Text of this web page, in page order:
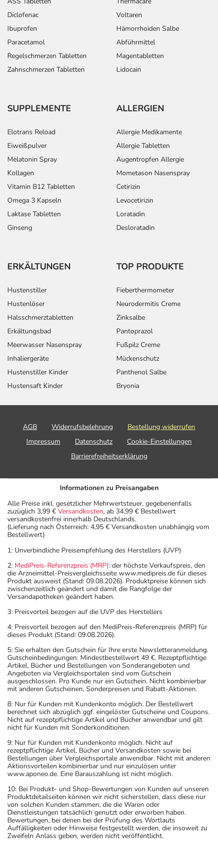
Diclofenac
Ibuprofen
Paracetamol
Regelschmerzen Tabletten
Zahnschmerzen Tabletten
Voltaren
Hämorrhoiden Salbe
Abführmittel
Magentabletten
Lidocain
SUPPLEMENTE
Elotrans Reload
Eiweißpulver
Melatonin Spray
Kollagen
Vitamin B12 Tabletten
Omega 3 Kapseln
Laktase Tabletten
Ginseng
ALLERGIEN
Allergie Medikamente
Allergie Tabletten
Augentropfen Allergie
Mometason Nasenspray
Cetirizin
Levocetirizin
Loratadin
Desloratadin
ERKÄLTUNGEN
Hustenstiller
Hustenlöser
Halsschmerztabletten
Erkältungsbad
Meerwasser Nasenspray
Inhaliergeräte
Hustenstiller Kinder
Hustensaft Kinder
TOP PRODUKTE
Fieberthermometer
Neurodermitis Creme
Zinksalbe
Pantoprazol
Fußpilz Creme
Mückenschutz
Panthenol Salbe
Bryonia
AGB Widerrufsbelehrung
Bestellung widerrufen
Impressum
Datenschutz
Cookie-Einstellungen
Barrierefreiheitserklärung
Informationen zu Preisangaben
Alle Preise inkl. gesetzlicher Mehrwertsteuer, gegebenenfalls
zuzüglich 3,99 € Versandkosten, ab 34,99 € Bestellwert
versandkostenfrei innerhalb Deutschlands.
(Lieferung nach Österreich: 4,95 € Versandkosten unabhängig vom
Bestellwert)
1: Unverbindliche Preisempfehlung des Herstellers (UVP)
2: MediPreis-Referenzpreis (MRP): der höchste Verkaufspreis, den
die Arzneimittel-Preisvergleichsseite www.medipreis.de für dieses
Produkt ausweist (Stand: 09.08.2026). Produktpreise können sich
zwischenzeitlich geändert und damit die Rangfolge der
Versandapotheken geändert haben.
3: Preisvorteil bezogen auf die UVP des Herstellers
4: Preisvorteil bezogen auf den MediPreis-Referenzpreis (MRP) für
dieses Produkt (Stand: 09.08.2026).
5: Sie erhalten den Gutschein für Ihre erste Newsletteranmeldung.
Gutscheinbedingungen: Mindestbestellwert 49 €. Rezeptpflichtige
Artikel, Bücher und Bestellungen von Sonderangeboten und
Angeboten via Vergleichsportalen sind vom Gutschein
ausgeschlossen. Pro Kunde nur ein Gutschein. Nicht kombinierbar
mit anderen Gutscheinen, Sonderpreisen und Rabatt-Aktionen.
8: Nur für Kunden mit Kundenkonto möglich. Der Bestellwert
berechnet sich abzüglich ggf. eingelöster Gutscheine und Coupons.
Nicht auf rezeptpflichtige Artikel und Bücher anwendbar und gilt
nicht für Kunden mit Sonderkonditionen.
9: Nur für Kunden mit Kundenkonto möglich. Nicht auf
rezeptpflichtige Artikel, Bücher und Versandkosten sowie bei
Bestellungen über Vergleichsportale anwendbar. Nicht mit anderen
Aktionsvorteilen kombinierbar und nur einzulösen unter
www.aponeo.de. Eine Barauszahlung ist nicht möglich.
10: Bei Produkt- und Shop-Bewertungen von Kunden auf unseren
Produktdetailseiten können wir nicht sicherstellen, dass diese nur
von solchen Kunden stammen, die die Waren oder
Dienstleistungen tatsächlich genutzt oder erworben haben.
Bewertungen, bei denen bei der Prüfung des Wortlauts
Auffälligkeiten oder Hinweise festgestellt werden, die insoweit zu
Zweifeln Anlass geben, werden nicht veröffentlicht.